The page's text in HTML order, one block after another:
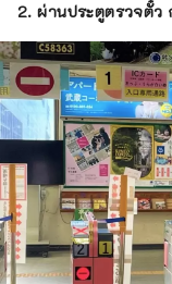
2. ผ่านประตูตรวจตั๋ว